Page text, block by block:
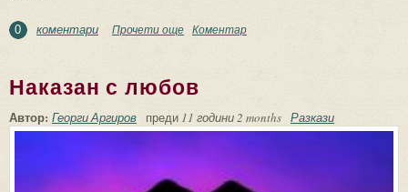
0 коментари Прочети още about Трите майки
Коментар
Наказан с любов
Автор: Георги Аргиров преди 11 години 2 months Разкази